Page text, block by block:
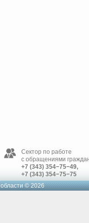
Сектор по работе
с обращениями
+7 (343) 354−75−49,
+7 (343) 354−75−75
© 2026